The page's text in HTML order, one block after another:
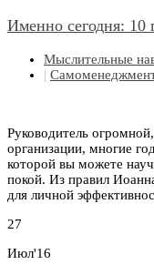
Именно сегодня:
Мыслительные
|
Руководитель
организации, многие
которой вы можете
покой. Из правил
для личной
27
Июл'16